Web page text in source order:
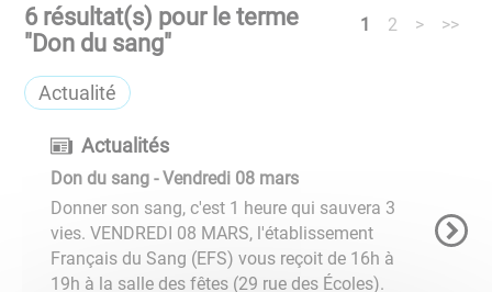
6 résultat(s) pour le terme
"Don du sang"
1 2 > >>
Actualité
Actualités
Don du sang - Vendredi 08 mars
Donner son sang, c'est 1 heure qui sauvera 3
vies. VENDREDI 08 MARS, l'établissement
Français du Sang (EFS) vous reçoit de 16h à
19h à la salle des fêtes (29 rue des Écoles).